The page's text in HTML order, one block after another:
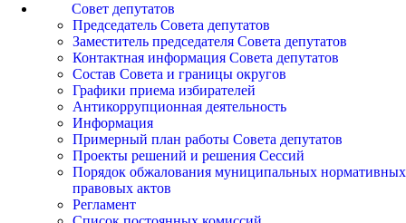
Совет депутатов
Председатель Совета депутатов
Заместитель председателя Совета депутатов
Контактная информация Совета депутатов
Состав Совета и границы округов
Графики приема избирателей
Антикоррупционная деятельность
Информация
Примерный план работы Совета депутатов
Проекты решений и решения Сессий
Порядок обжалования муниципальных нормативных
правовых актов
Регламент